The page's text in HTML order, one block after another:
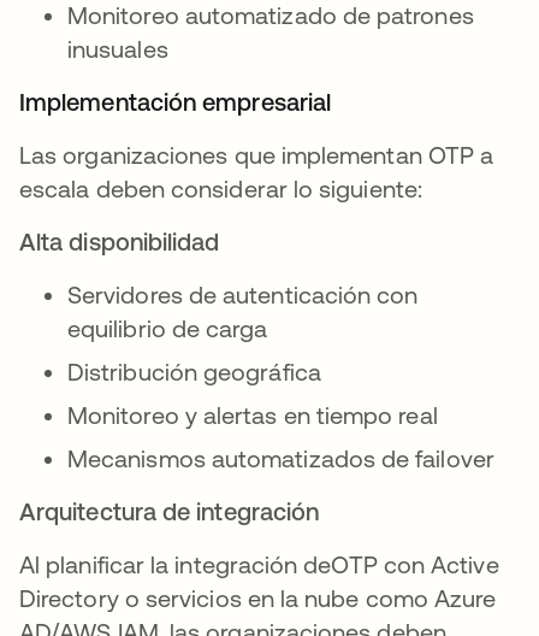
Monitoreo automatizado de patrones
inusuales
Implementación empresarial
Las organizaciones que implementan OTP a
escala deben considerar lo siguiente:
Alta disponibilidad
Servidores de autenticación con
equilibrio de carga
Distribución geográfica
Monitoreo y alertas en tiempo real
Mecanismos automatizados de failover
Arquitectura de integración
Al planificar la integración deOTP con Active
Directory o servicios en la nube como Azure